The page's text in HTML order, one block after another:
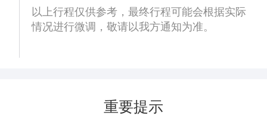
恩寺替换走西安城墙【西安城墙】（参观约1
小时），这座世界上历史悠久、规模宏大的古
辅助耳机，让专业讲解不再受噪音干扰，游览
以上行程仅供参考，最终行程可能会根据实际
情况进行微调，敬请以我方通知为准。
重要提示